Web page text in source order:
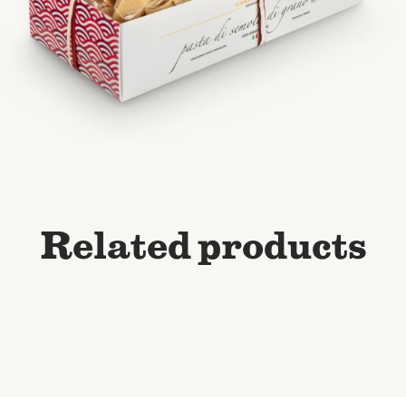
Related products